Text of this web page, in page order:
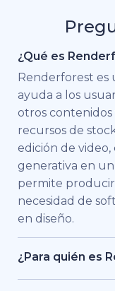
¿Qué es
Renderforest
ayuda a los
otros contenidos
recursos de
edición de video,
generativa en
permite producir
necesidad de
en diseño.
¿Para quién es
Renderforest